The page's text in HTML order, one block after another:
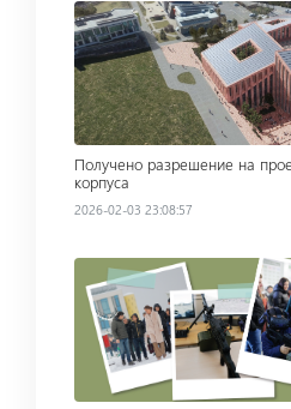
Read more
Получено разрешение на
корпуса
2026-02-03 23:08:57
Read more